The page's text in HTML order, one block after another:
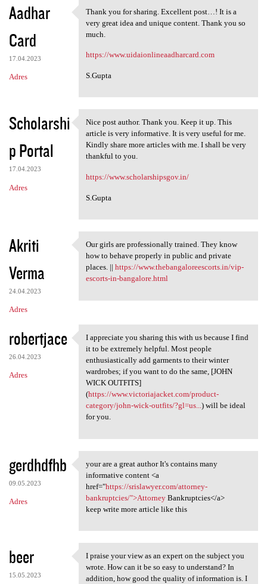
Aadhar
Card
17.04.2023
Adres
Thank you for sharing.
Thank you for sharing. Excellent post…! It is a
very great idea and unique content. Thank you so
much.
https://www.uidaionlineaadharcard.com
S.Gupta
Scholarshi
p Portal
17.04.2023
Adres
Nice post author. Thank you.
Nice post author. Thank you. Keep it up. This
article is very informative. It is very useful for me.
Kindly share more articles with me. I shall be very
thankful to you.
https://www.scholarshipsgov.in/
S.Gupta
Akriti
Verma
24.04.2023
Adres
Our girls are professionally
Our girls are professionally trained. They know
how to behave properly in public and private
places. || https://www.thebangaloreescorts.in/vip-
escorts-in-bangalore.html
robertjace
26.04.2023
Adres
I appreciate you sharing this
I appreciate you sharing this with us because I find
it to be extremely helpful. Most people
enthusiastically add garments to their winter
wardrobes; if you want to do the same, [JOHN
WICK OUTFITS]
(https://www.victoriajacket.com/product-
category/john-wick-outfits/?gl=us...) will be ideal
for you.
gerdhdfhb
09.05.2023
Adres
your are a great author It's
your are a great author It's contains many
informative content <a
href="https://srislawyer.com/attorney-
bankruptcies/">AttorneyBankruptcies</a>
keep write more article like this
beer
15.05.2023
I praise your view as an
I praise your view as an expert on the subject you
wrote. How can it be so easy to understand? In
addition, how good the quality of information is. I